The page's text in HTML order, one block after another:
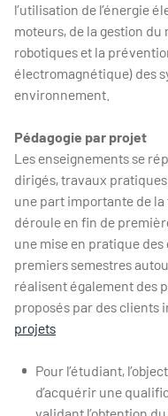
l’utilisation de l’énergie
moteurs, de la gestion
robotiques et la
électromagnétique) des
environnement.
Pédagogie par projet
Les enseignements se
dirigés, travaux
une part importante de
déroule en fin de
une mise en pratique
premiers semestres
réalisent également des
proposés par des clients
projets
Pour l’étudiant,
d’acquérir une